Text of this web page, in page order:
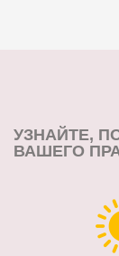
УЗНАЙТЕ,
ВАШЕГО